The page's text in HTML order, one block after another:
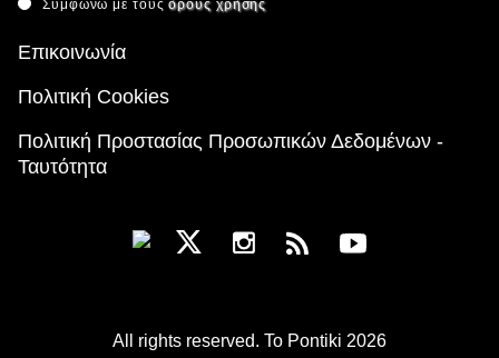
Συμφωνώ με τουςόρους χρήσης
Επικοινωνία
Πολιτική Cookies
Πολιτική Προστασίας Προσωπικών Δεδομένων -
Ταυτότητα
All rights reserved. To Pontiki 2026